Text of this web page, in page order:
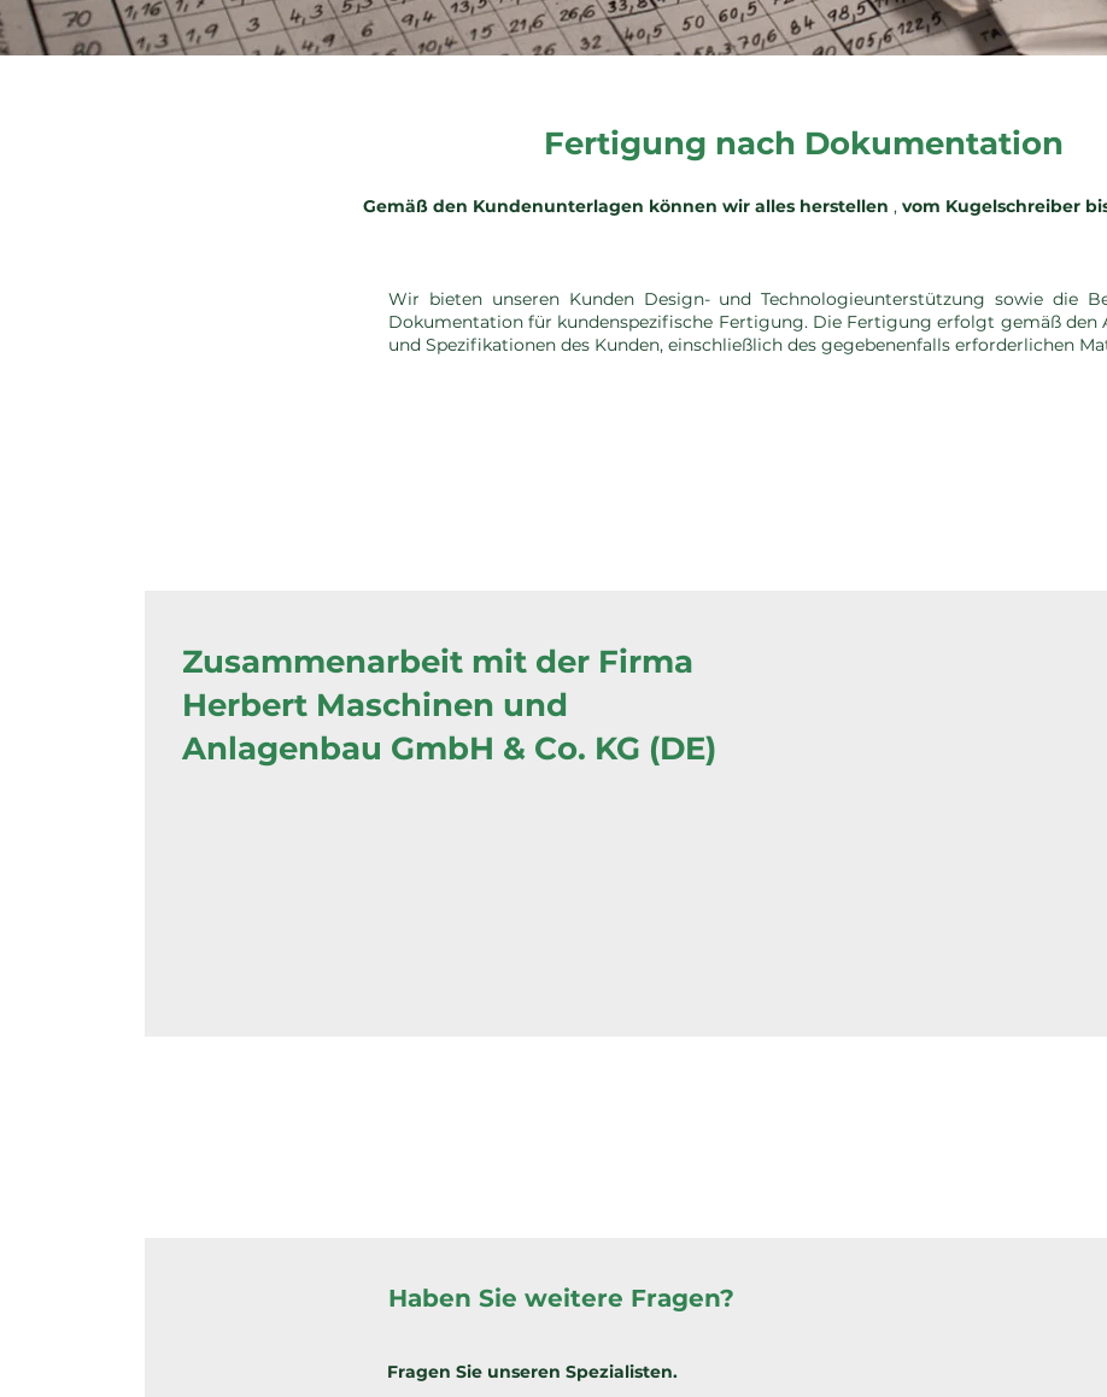
Fertigung nach Dokumentation
Gemäß den Kundenunterlagen können wir alles herstellen , vom Kugelschreiber
Wir bieten unseren Kunden Design- und Technologieunterstützung sowie die
Dokumentation für kundenspezifische Fertigung. Die Fertigung erfolgt gemäß den
und Spezifikationen des Kunden, einschließlich des gegebenenfalls erforderlichen
Zusammenarbeit mit der Firma
Herbert Maschinen und
Anlagenbau GmbH & Co. KG (DE)
Haben Sie weitere Fragen?
Fragen Sie unseren Spezialisten.